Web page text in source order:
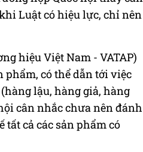
Luật có hiệu lực, chỉ nên
hiệu Việt Nam - VATAP)
phẩm, có thể dẫn tới việc
lậu, hàng giả, hàng
cân nhắc chưa nên đánh
tất cả các sản phẩm có